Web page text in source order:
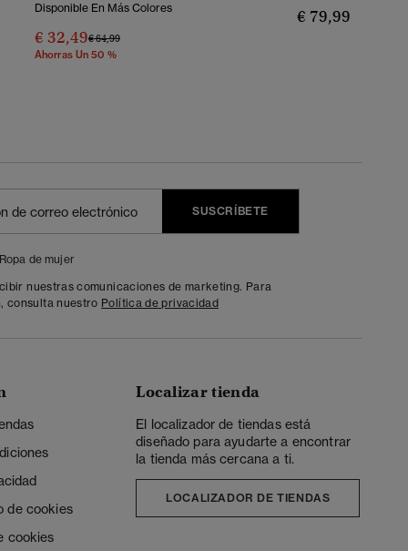
Disponible En Más Colores
€ 32,49Precio Rebajado De
€ 64,99A
Ahorras Un 50 %
€ 79,99
SUSCRÍBETE
de mujer
nuestras comunicaciones de marketing. Para
consulta nuestro Política de privacidad
de cookies
cookies
Localizar tienda
El localizador de tiendas está
diseñado para ayudarte a encontrar
la tienda más cercana a ti.
LOCALIZADOR DE TIENDAS